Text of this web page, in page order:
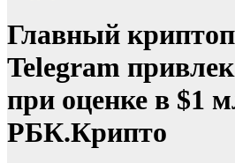
Главный
Telegram
при оценке в $1
РБК.Крипто